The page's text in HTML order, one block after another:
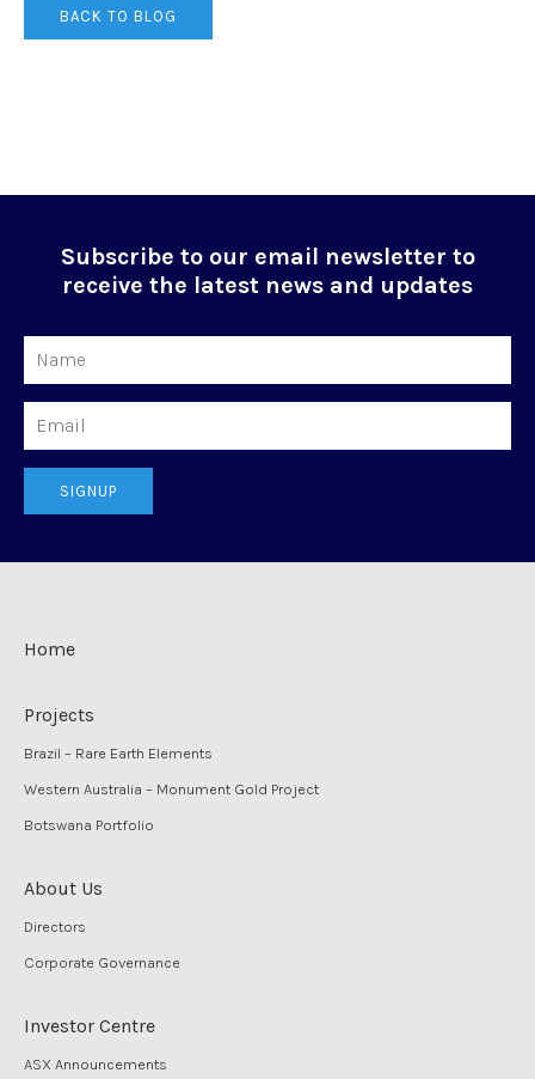
BACK TO BLOG
Subscribe to our email newsletter to
receive the latest news and updates
SIGNUP
Home
Projects
Brazil – Rare Earth Elements
Western Australia – Monument Gold Project
Botswana Portfolio
About Us
Directors
Corporate Governance
Investor Centre
ASX Announcements